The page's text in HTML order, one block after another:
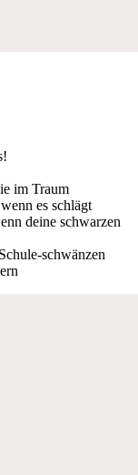
im Traum
es schlägt
deine schwarzen
schwänzen